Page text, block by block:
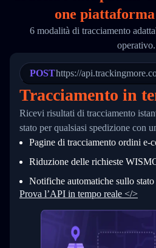
21
24
26
27
28
30
31
32
33
34
        "phone": null,
"trackinfo":
          {
"Date":
          },
          {
"Date":
          }
        ]
      }
    ]
  }
}
one
6 modalità di tracciamento
operativo.
POSThttps://
Tracciamento in
Ricevi risultati di tracciamento
stato per qualsiasi spedizione con
Pagine di tracciamento ordini
Riduzione delle richieste
Notifiche automatiche sullo stato
Prova l’API in tempo reale </>